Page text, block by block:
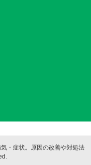
・症状。原因の改善や対処法